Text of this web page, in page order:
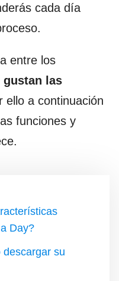
cada día
entre los
gustan las
ello a continuación
funciones y
Day?
descargar su